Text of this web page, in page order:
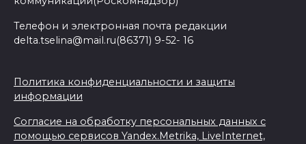
Телефон и электронная почта редакции
delta.tselina@mail.ru(86371) 9-52- 16
Политика конфиденциальности и защиты
информации
Согласие на обработку персональных данных с
помощью сервисов Yandex.Metrika, LiveInternet,